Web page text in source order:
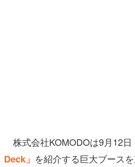
その他
株式会社KOMODOは9月12日
Deck」 を紹介する巨大ブース